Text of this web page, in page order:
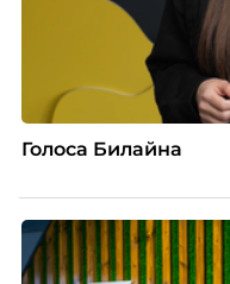
Голоса Билайна